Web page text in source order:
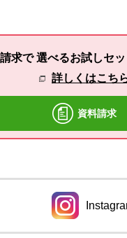
求で選べるお試しセ
詳しくはこち
資料請求
別のウィンド